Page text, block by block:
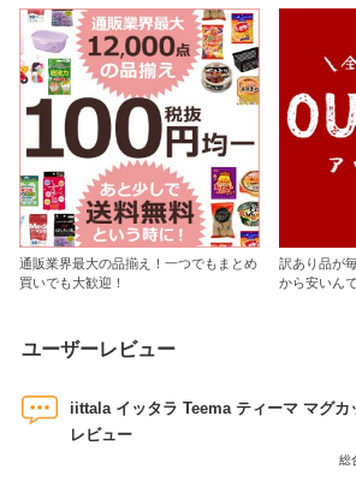
通販業界最大の品揃え！一つでもまとめ
買いでも大歓迎！
訳あり品が
から安いん
ユーザーレビュー
iittala イッタラ Teema ティーマ マグ
レビュー
総